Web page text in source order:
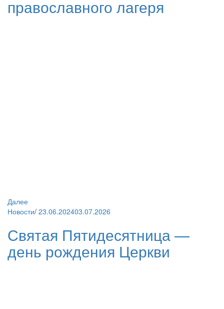
православного лагеря
Далее
Новости/ 23.06.202403.07.2026
Святая Пятидесятница —
день рождения Церкви